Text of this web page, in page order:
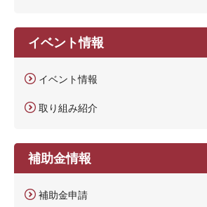
イベント情報
イベント情報
取り組み紹介
補助金情報
補助金申請